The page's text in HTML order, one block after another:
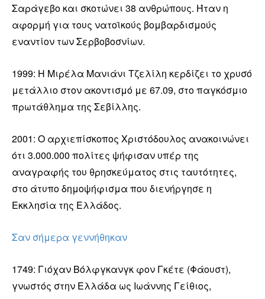
Σαράγεβο και σκοτώνει 38 ανθρώπους. Ήταν η
αφορμή για τους νατοϊκούς βομβαρδισμούς
εναντίον των Σερβοβοσνίων.
1999: Η Μιρέλα Μανιάνι Τζελίλη κερδίζει το χρυσό
μετάλλιο στον ακοντισμό με 67.09, στο παγκόσμιο
πρωτάθλημα της Σεβίλλης.
2001: Ο αρχιεπίσκοπος Χριστόδουλος ανακοινώνει
ότι 3.000.000 πολίτες ψήφισαν υπέρ της
αναγραφής του θρησκεύματος στις ταυτότητες,
στο άτυπο δημοψήφισμα που διενήργησε η
Εκκλησία της Ελλάδος.
Σαν σήμερα γεννήθηκαν
1749: Γιόχαν Βόλφγκανγκ φον Γκέτε (Φάουστ),
γνωστός στην Ελλάδα ως Ιωάννης Γείθιος,